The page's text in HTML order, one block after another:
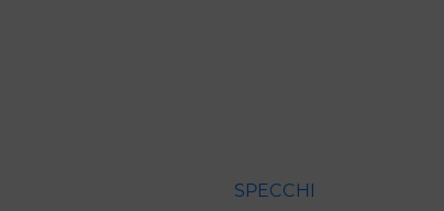
SPECCHI